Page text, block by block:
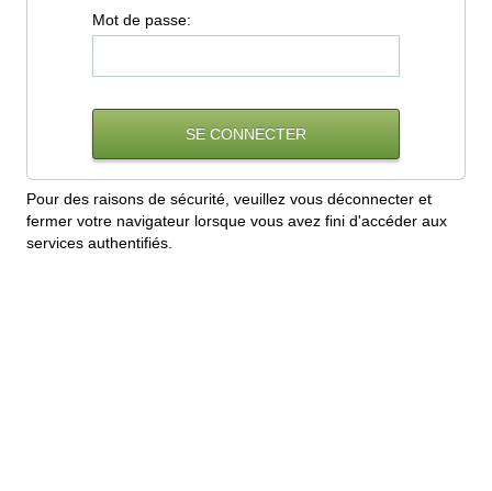
Mot de passe:
Pour des raisons de sécurité, veuillez vous déconnecter et
fermer votre navigateur lorsque vous avez fini d'accéder aux
services authentifiés.